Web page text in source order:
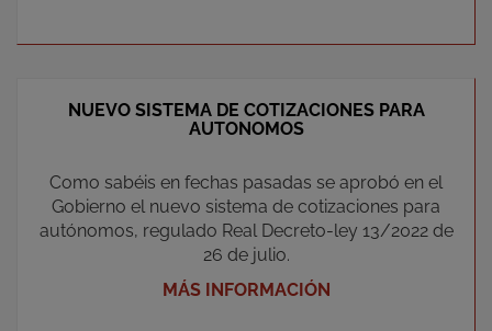
NUEVO SISTEMA DE COTIZACIONES PARA
AUTONOMOS
Como sabéis en fechas pasadas se aprobó en el
Gobierno el nuevo sistema de cotizaciones para
autónomos, regulado Real Decreto-ley 13/2022 de
26 de julio.
MÁS INFORMACIÓN